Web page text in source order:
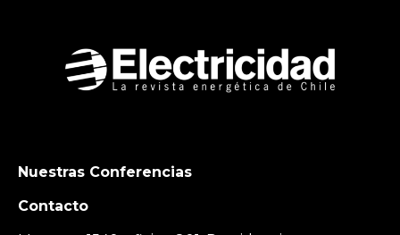
Nuestras Conferencias
Contacto